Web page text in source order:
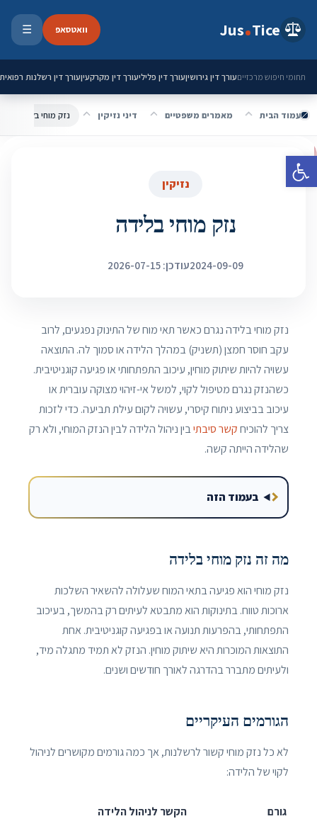
פתח סרגל נגישות
Jus Tice וואטסאפ ☰
תחומי חיפוש מרכזייםעורך דין גירושיןעורך דין פליליעורך דין מקרקעיןעורך דין רשלנות רפואית
עמוד הבית מאמרים משפטיים דיני נזיקין נזק מוחי בלידה
נזיקין
נזק מוחי בלידה
2024-09-09עודכן: 2026-07-15
נזק מוחי בלידה נגרם כאשר תאי מוח של התינוק נפגעים, לרוב
עקב חוסר חמצן (תשניק) במהלך הלידה או סמוך לה. התוצאה
עשויה להיות שיתוק מוחין, עיכוב התפתחותי או פגיעה קוגניטיבית.
כשהנזק נגרם מטיפול לקוי, למשל אי-זיהוי מצוקה עוברית או
עיכוב בביצוע ניתוח קיסרי, עשויה לקום עילת תביעה. כדי לזכות
צריך להוכיחקשר סיבתיבין ניהול הלידה לבין הנזק המוחי, ולא רק
שהלידה הייתה קשה.
בעמוד הזה
מה זה נזק מוחי בלידה
נזק מוחי הוא פגיעה בתאי המוח שעלולה להשאיר השלכות
ארוכות טווח. בתינוקות הוא מתבטא לעיתים רק בהמשך, בעיכוב
התפתחותי, בהפרעות תנועה או בפגיעה קוגניטיבית. אחת
התוצאות המוכרות היא שיתוק מוחין. הנזק לא תמיד מתגלה מיד,
ולעיתים מתברר בהדרגה לאורך חודשים ושנים.
הגורמים העיקריים
לא כל נזק מוחי קשור לרשלנות, אך כמה גורמים מקושרים לניהול
לקוי של הלידה:
גורם
הקשר לניהול הלידה